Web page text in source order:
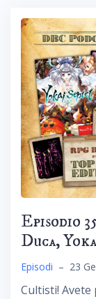
Episodio
Duca,
Episodi – 23
Cultisti!